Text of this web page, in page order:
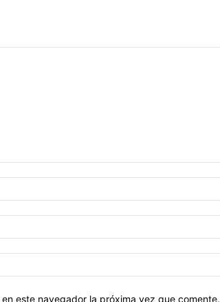
este navegador la próxima vez que comente.